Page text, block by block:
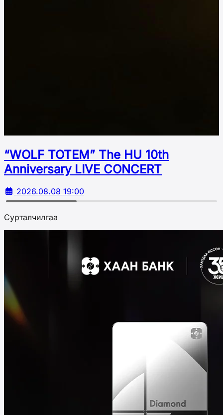
“WOLF TOTEM” The HU 10th
Аnniversary LIVE CONCERT
2026.08.08 19:00
Сурталчилгаа